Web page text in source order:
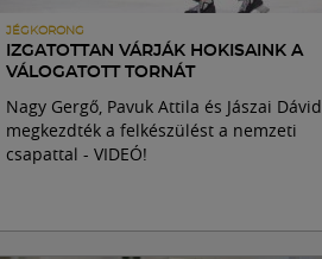
JÉGKORONG
IZGATOTTAN VÁRJÁK HOKISAINK A
VÁLOGATOTT TORNÁT
Nagy Gergő, Pavuk Attila és Jászai Dávid
megkezdték a felkészülést a nemzeti
csapattal - VIDEÓ!